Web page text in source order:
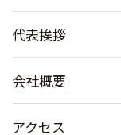
代表挨拶
会社概要
アクセス